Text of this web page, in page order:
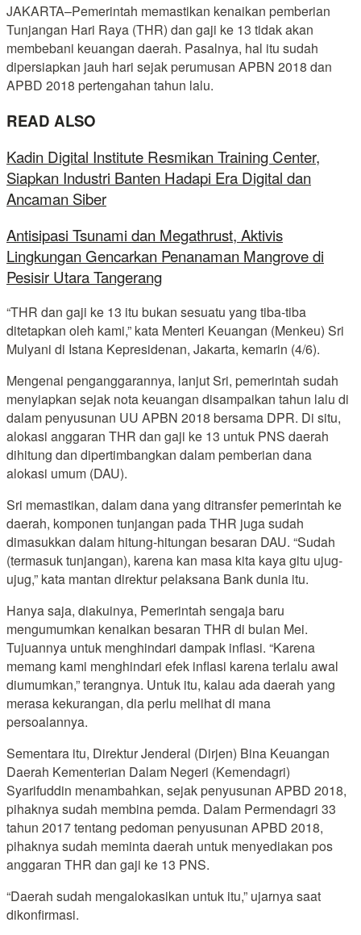
JAKARTA–Pemerintah memastikan kenaikan pemberian
Tunjangan Hari Raya (THR) dan gaji ke 13 tidak akan
membebani keuangan daerah. Pasalnya, hal itu sudah
dipersiapkan jauh hari sejak perumusan APBN 2018 dan
APBD 2018 pertengahan tahun lalu.
READ ALSO
Kadin Digital Institute Resmikan Training Center,
Siapkan Industri Banten Hadapi Era Digital dan
Ancaman Siber
Antisipasi Tsunami dan Megathrust, Aktivis
Lingkungan Gencarkan Penanaman Mangrove di
Pesisir Utara Tangerang
“THR dan gaji ke 13 itu bukan sesuatu yang tiba-tiba
ditetapkan oleh kami,” kata Menteri Keuangan (Menkeu) Sri
Mulyani di Istana Kepresidenan, Jakarta, kemarin (4/6).
Mengenai penganggarannya, lanjut Sri, pemerintah sudah
menyiapkan sejak nota keuangan disampaikan tahun lalu di
dalam penyusunan UU APBN 2018 bersama DPR. Di situ,
alokasi anggaran THR dan gaji ke 13 untuk PNS daerah
dihitung dan dipertimbangkan dalam pemberian dana
alokasi umum (DAU).
Sri memastikan, dalam dana yang ditransfer pemerintah ke
daerah, komponen tunjangan pada THR juga sudah
dimasukkan dalam hitung-hitungan besaran DAU. “Sudah
(termasuk tunjangan), karena kan masa kita kaya gitu ujug-
ujug,” kata mantan direktur pelaksana Bank dunia itu.
Hanya saja, diakuinya, Pemerintah sengaja baru
mengumumkan kenaikan besaran THR di bulan Mei.
Tujuannya untuk menghindari dampak inflasi. “Karena
memang kami menghindari efek inflasi karena terlalu awal
diumumkan,” terangnya. Untuk itu, kalau ada daerah yang
merasa kekurangan, dia perlu melihat di mana
persoalannya.
Sementara itu, Direktur Jenderal (Dirjen) Bina Keuangan
Daerah Kementerian Dalam Negeri (Kemendagri)
Syarifuddin menambahkan, sejak penyusunan APBD 2018,
pihaknya sudah membina pemda. Dalam Permendagri 33
tahun 2017 tentang pedoman penyusunan APBD 2018,
pihaknya sudah meminta daerah untuk menyediakan pos
anggaran THR dan gaji ke 13 PNS.
“Daerah sudah mengalokasikan untuk itu,” ujarnya saat
dikonfirmasi.